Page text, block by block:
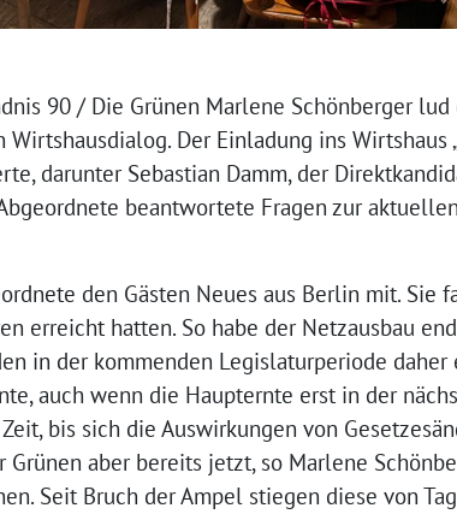
90 / Die Grünen Marlene Schönberger
Der Einladung ins Wirtshaus
darunter Sebastian Damm, der
beantwortete Fragen zur
den Gästen Neues aus Berlin mit. Sie
erreicht hatten. So habe der Netzausbau
in der kommenden Legislaturperiode
auch wenn die Haupternte erst in der
bis sich die Auswirkungen von
aber bereits jetzt, so Marlene
Seit Bruch der Ampel stiegen diese von Tag